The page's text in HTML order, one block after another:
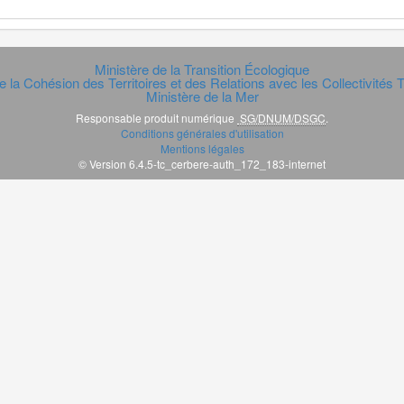
Ministère de la Transition Écologique
la Cohésion des Territoires et des Relations avec les Collectivités
Ministère de la Mer
Responsable produit numérique SG/DNUM/DSGC
Conditions générales d'utilisation
Mentions légales
© Version 6.4.5-tc_cerbere-auth_172_183-internet